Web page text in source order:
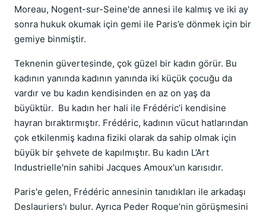
Moreau, Nogent-sur-Seine'de annesi ile kalmış ve iki ay
sonra hukuk okumak için gemi ile Paris’e dönmek için bir
gemiye binmiştir.
Teknenin güvertesinde, çok güzel bir kadın görür. Bu
kadının yanında kadının yanında iki küçük çocuğu da
vardır ve bu kadın kendisinden en az on yaş da
büyüktür. Bu kadın her hali ile Frédéric’i kendisine
hayran bıraktırmıştır. Frédéric, kadının vücut hatlarından
çok etkilenmiş kadına fiziki olarak da sahip olmak için
büyük bir şehvete de kapılmıştır. Bu kadın L’Art
Industrielle'nin sahibi Jacques Amoux'un karısıdır.
Paris'e gelen, Frédéric annesinin tanıdıkları ile arkadaşı
Deslauriers'ı bulur. Ayrıca Peder Roque’nin görüşmesini